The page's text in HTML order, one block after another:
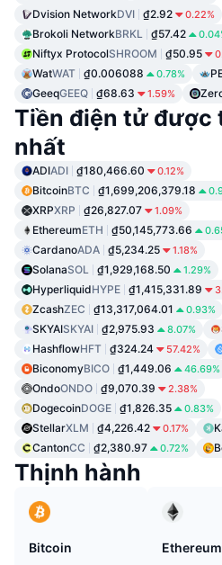
Dvision NetworkDVI ₫2.92 0.22%
Brokoli NetworkBRKL ₫57.42
Niftyx ProtocolSHROOM ₫50.95
WatWAT ₫0.006088 0.78%
GeeqGEEQ ₫68.63 1.59%
Tiền điện tử được
nhất
ADIADI ₫180,466.60 0.12%
BitcoinBTC ₫1,699,206,379.18
XRPXRP ₫26,827.07 1.09%
EthereumETH ₫50,145,773.66
CardanoADA ₫5,234.25 1.18%
SolanaSOL ₫1,929,168.50 1.29%
HyperliquidHYPE ₫1,415,331.89
ZcashZEC ₫13,317,064.01 0.93%
SKYAISKYAI ₫2,975.93 8.07%
HashflowHFT ₫324.24 57.42%
BiconomyBICO ₫1,449.06 46.69%
OndoONDO ₫9,070.39 2.38%
DogecoinDOGE ₫1,826.35 0.83%
StellarXLM ₫4,226.42 0.17%
CantonCC ₫2,380.97 0.72%
Thịnh hành
Bitcoin
Ethereum